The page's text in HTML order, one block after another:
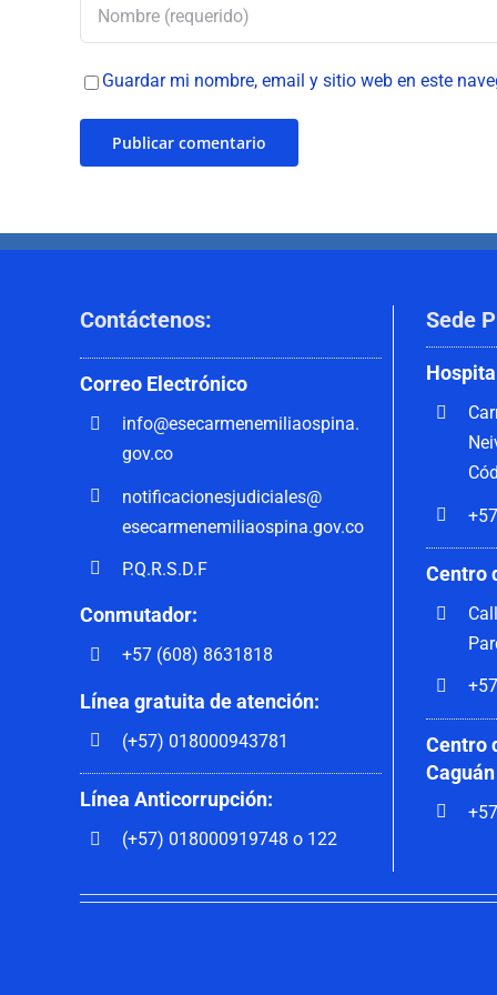
Guardar mi nombre, email y sitio web en este
Contáctenos:
Correo Electrónico
info@esecarmenemiliaospina.
gov.co
notificacionesjudiciales@
esecarmenemiliaospina.gov.co
P.Q.R.S.D.F
Conmutador:
+57 (608) 8631818
Línea gratuita de atención:
(+57) 018000943781
Línea Anticorrupción:
(+57) 018000919748 o 122
Sede
Centro
Centro
Caguán